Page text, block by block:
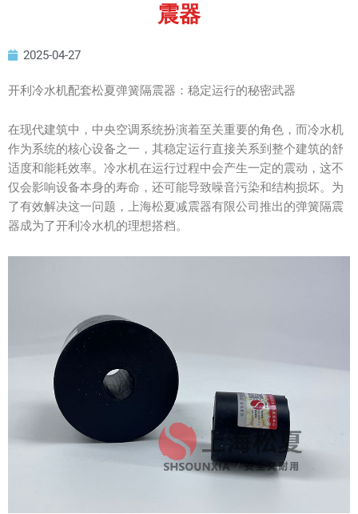
震器
2025-04-27
开利冷水机配套松夏弹簧隔震器：稳定运行的秘密武器
在现代建筑中，中央空调系统扮演着至关重要的角色，而冷水机
作为系统的核心设备之一，其稳定运行直接关系到整个建筑的舒
适度和能耗效率。冷水机在运行过程中会产生一定的震动，这不
仅会影响设备本身的寿命，还可能导致噪音污染和结构损坏。为
了有效解决这一问题，上海松夏减震器有限公司推出的弹簧隔震
器成为了开利冷水机的理想搭档。